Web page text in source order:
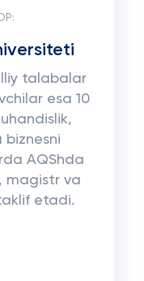
talabalar
esa 10
AQShda
magistr va
etadi.